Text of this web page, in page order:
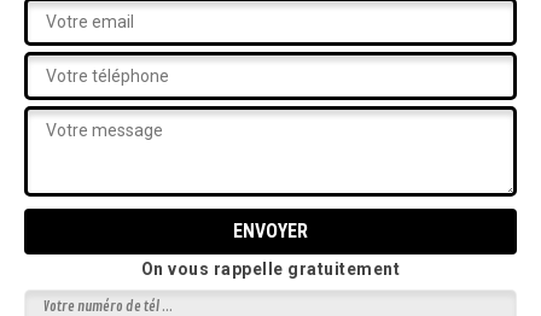
On vous rappelle gratuitement